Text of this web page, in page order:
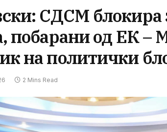
СДСМ блокира
побарани од ЕК –
на политички
2 Mins Read